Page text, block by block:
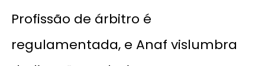
Profissão de árbitro é
regulamentada, e Anaf vislumbra